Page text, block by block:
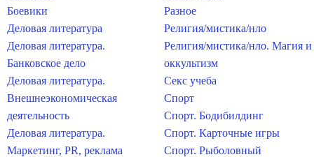
Боевики
Деловая литература
Деловая литература.
Банковское дело
Деловая литература.
Внешнеэкономическая
деятельность
Деловая литература.
Маркетинг, PR, реклама
Разное
Религия/мистика/нло
Религия/мистика/нло. Магия и
оккультизм
Секс учеба
Спорт
Спорт. Бодибилдинг
Спорт. Карточные игры
Спорт. Рыболовный